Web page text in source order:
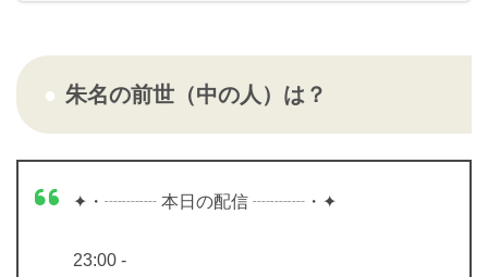
朱名の前世（中の人）は？
✦・┈┈┈ 本日の配信 ┈┈┈・✦
23:00 -⠀